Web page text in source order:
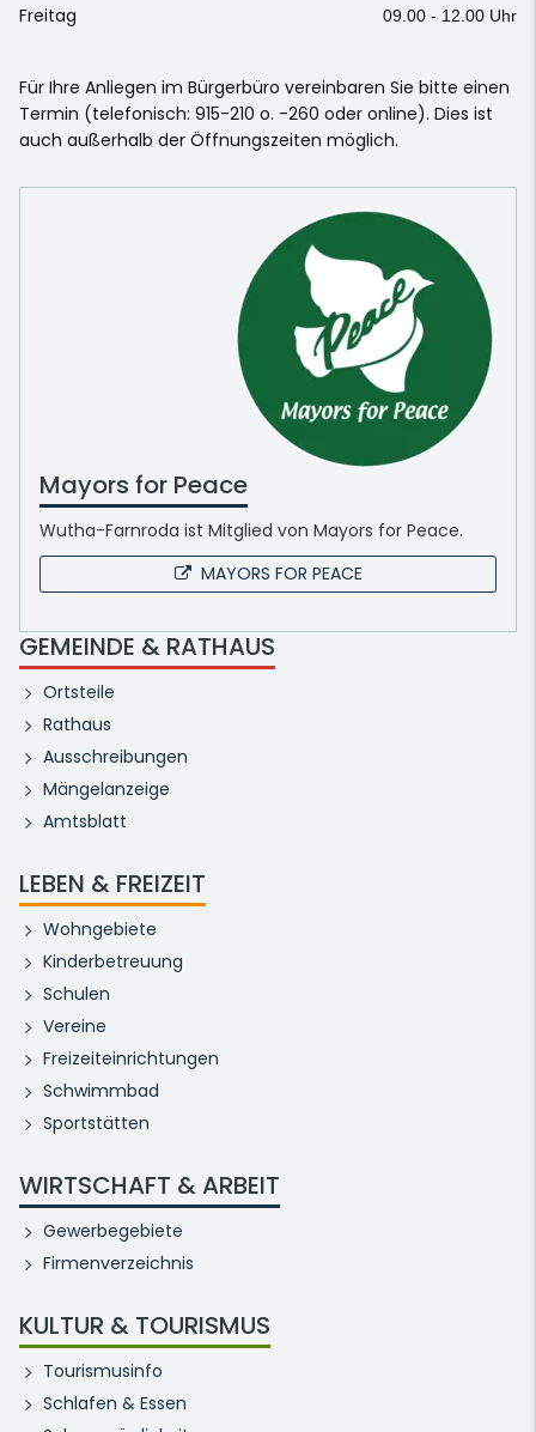
Freitag 09.00 - 12.00 Uhr
Für Ihre Anliegen im Bürgerbüro vereinbaren Sie bitte einen
Termin (telefonisch: 915-210 o. -260 oder online). Dies ist
auch außerhalb der Öffnungszeiten möglich.
Mayors for Peace
Wutha-Farnroda ist Mitglied von Mayors for Peace.
MAYORS FOR PEACE
GEMEINDE & RATHAUS
Ortsteile
Rathaus
Ausschreibungen
Mängelanzeige
Amtsblatt
LEBEN & FREIZEIT
Wohngebiete
Kinderbetreuung
Schulen
Vereine
Freizeiteinrichtungen
Schwimmbad
Sportstätten
WIRTSCHAFT & ARBEIT
Gewerbegebiete
Firmenverzeichnis
KULTUR & TOURISMUS
Tourismusinfo
Schlafen & Essen